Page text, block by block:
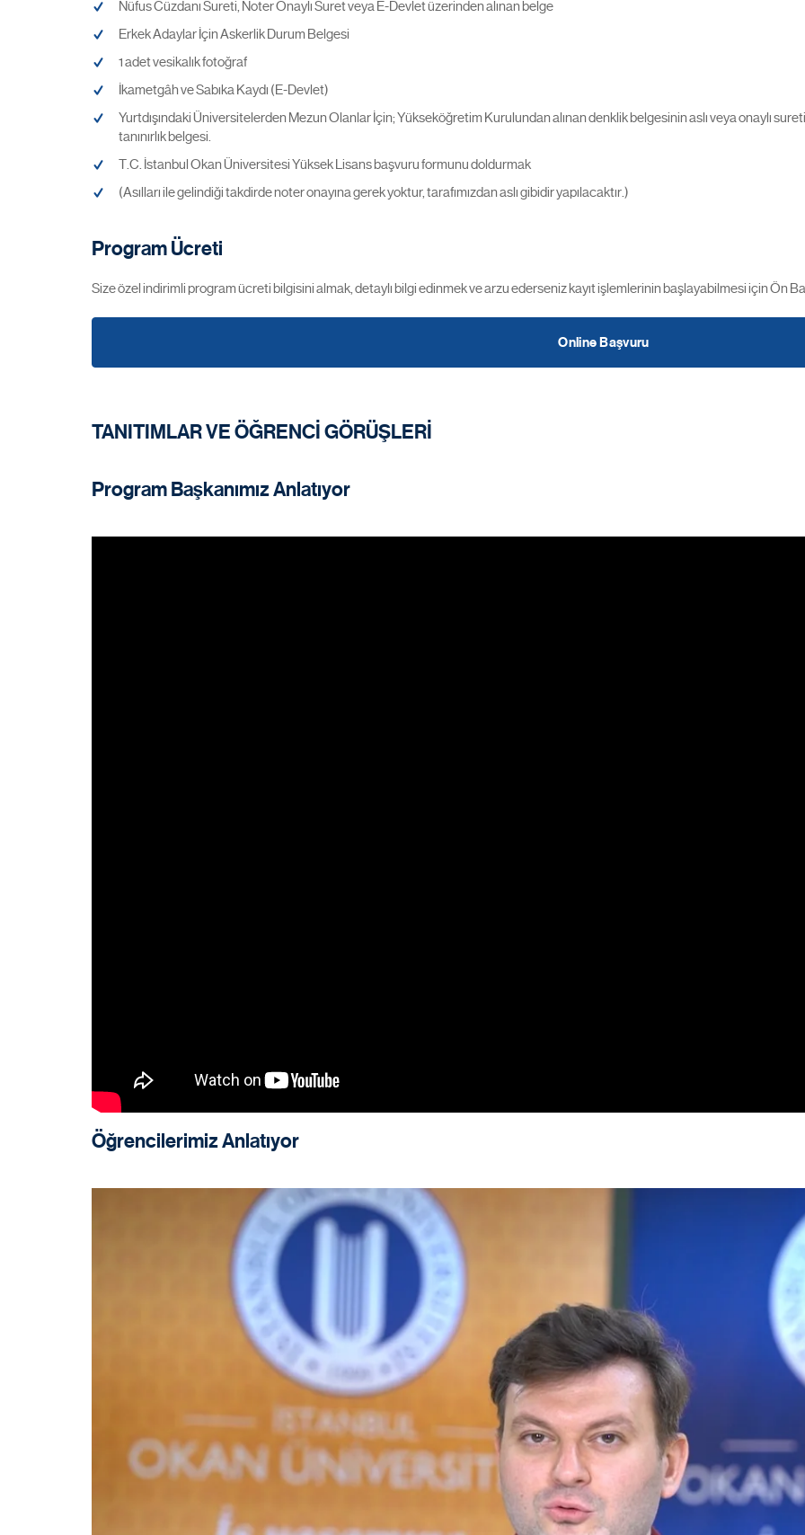
Nüfus Cüzdanı Sureti, Noter Onaylı Suret veya E-Devlet üzerinden alınan belge
Erkek Adaylar İçin Askerlik Durum Belgesi
1 adet vesikalık fotoğraf
İkametgâh ve Sabıka Kaydı (E-Devlet)
Yurtdışındaki Üniversitelerden Mezun Olanlar İçin; Yükseköğretim Kurulundan alınan denklik belgesinin aslı veya onaylı
tanınırlık belgesi.
T.C. İstanbul Okan Üniversitesi Yüksek Lisans başvuru formunu doldurmak
(Asılları ile gelindiği takdirde noter onayına gerek yoktur, tarafımızdan aslı gibidir yapılacaktır.)
Program Ücreti
Size özel indirimli program ücreti bilgisini almak, detaylı bilgi edinmek ve arzu ederseniz kayıt işlemlerinin başlayabilmesi için Ön
Online Başvuru
TANITIMLAR VE ÖĞRENCİ GÖRÜŞLERİ
Program Başkanımız Anlatıyor
Öğrencilerimiz Anlatıyor